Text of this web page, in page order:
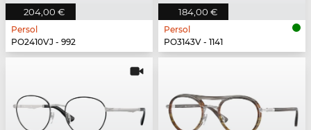
204,00 €
Persol
PO2410VJ - 992
184,00 €
Persol
PO3143V - 1141